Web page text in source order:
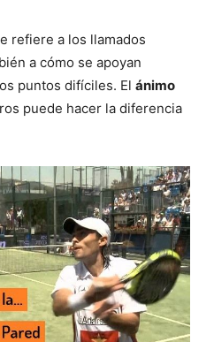
refiere a los llamados
a cómo se apoyan
puntos difíciles. El ánimo
puede hacer la diferencia